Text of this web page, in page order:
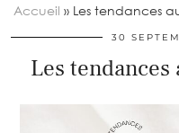
Accueil » Les tendances
30
Les